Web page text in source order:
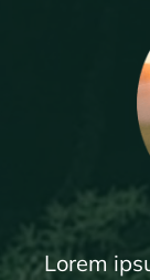
Lorem